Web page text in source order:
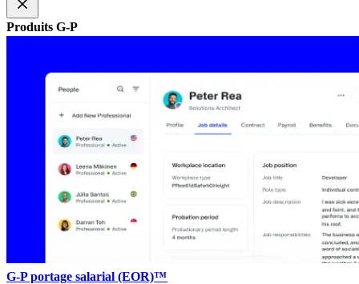
Produits G-P​​
G-P portage salarial (EOR)™​​